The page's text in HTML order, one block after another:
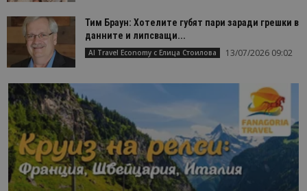
Тим Браун: Хотелите губят пари заради грешки в
данните и липсващи...
AI Travel Economy с Елица Стоилова 13/07/2026 09:02